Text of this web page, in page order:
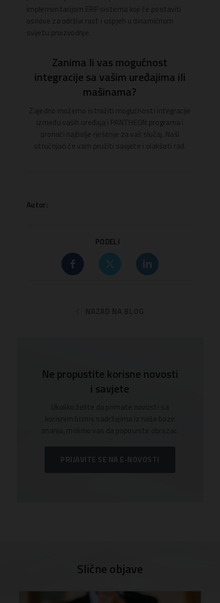
implementacijom ERP sistema koji će postaviti
osnove za održivi rast i uspjeh u dinamičnom
svijetu proizvodnje.
Zanima li vas mogućnost
integracije sa vašim uređajima ili
mašinama?
Zajedno možemo istražiti mogućnosti integracije
između vaših uređaja i PANTHEON programa i
pronaći najbolje rješenje za vaš slučaj. Naši
stručnjaci će vam pružiti savjete i olakšati rad.
Autor:
PODELI
Ne propustite korisne novosti
i savjete
znanja, molimo vas da popounite obrazac.
PRIJAVITE SE NA E-NOVOSTI
Slične objave